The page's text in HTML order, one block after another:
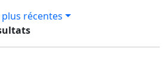
récentes